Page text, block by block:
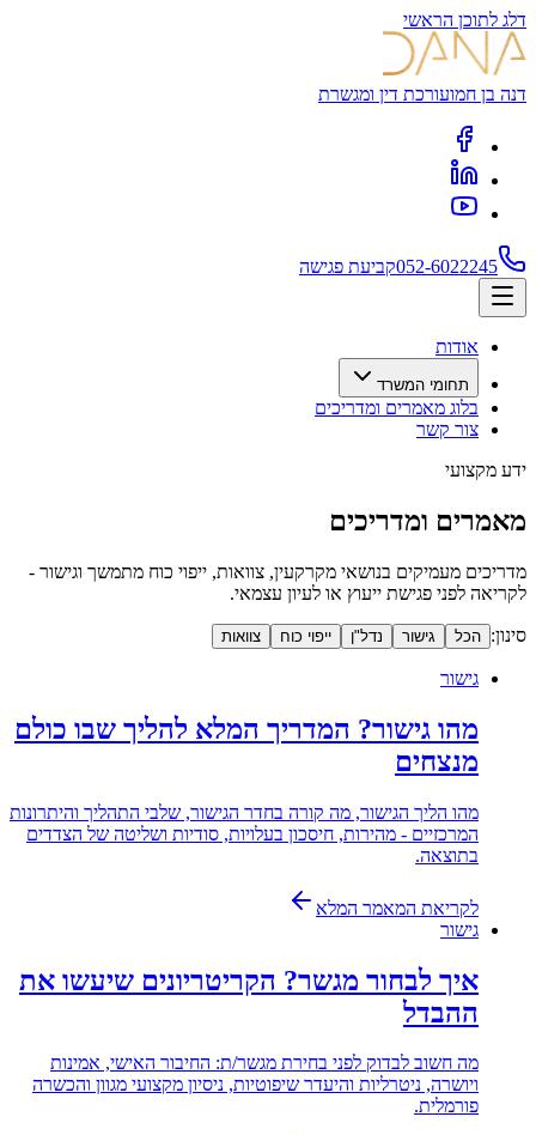
דלג לתוכן הראשי
דנה בן חמועורכת דין ומגשרת
052-6022245קביעת פגישה
אודות
תחומי המשרד
בלוג מאמרים ומדריכים
צור קשר
ידע מקצועי
מאמרים ומדריכים
מדריכים מעמיקים בנושאי מקרקעין, צוואות, ייפוי כוח מתמשך וגישור -
לקריאה לפני פגישת ייעוץ או לעיון עצמאי.
סינון: הכל גישור נדל"ן ייפוי כוח צוואות
גישור
מהו גישור? המדריך המלא להליך שבו כולם
מנצחים
מהו הליך הגישור, מה קורה בחדר הגישור, שלבי התהליך והיתרונות
המרכזיים - מהירות, חיסכון בעלויות, סודיות ושליטה של הצדדים
בתוצאה.
לקריאת המאמר המלא
גישור
איך לבחור מגשר? הקריטריונים שיעשו את
ההבדל
מה חשוב לבדוק לפני בחירת מגשר/ת: החיבור האישי, אמינות
ויושרה, ניטרליות והיעדר שיפוטיות, ניסיון מקצועי מגוון והכשרה
פורמלית.